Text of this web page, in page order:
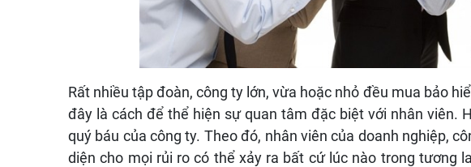
Rất nhiều tập đoàn, công ty lớn, vừa hoặc nhỏ đều mua bảo
đây là cách để thể hiện sự quan tâm đặc biệt với nhân viên.
quý báu của công ty. Theo đó, nhân viên của doanh nghiệp,
diện cho mọi rủi ro có thể xảy ra bất cứ lúc nào trong tương